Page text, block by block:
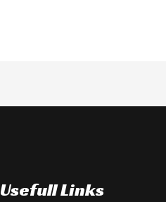
Usefull Links